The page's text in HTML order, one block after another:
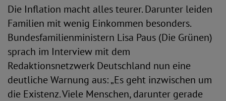
Die Inflation macht alles teurer. Darunter leiden
Familien mit wenig Einkommen besonders.
Bundesfamilienministern Lisa Paus (Die Grünen)
sprach im Interview mit dem
Redaktionsnetzwerk Deutschland nun eine
deutliche Warnung aus: „Es geht inzwischen um
die Existenz. Viele Menschen, darunter gerade